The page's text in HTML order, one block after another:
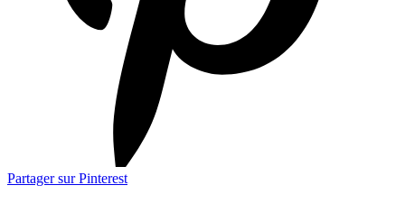
Partager sur Pinterest